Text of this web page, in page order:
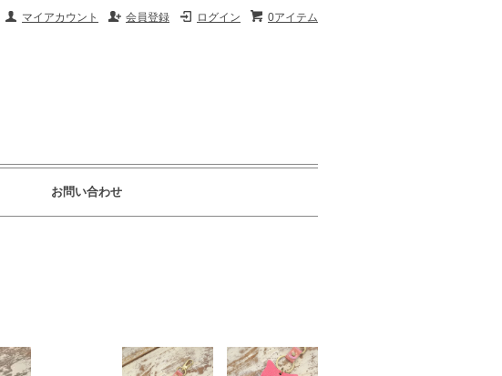
0アイテム
ログイン
会員登録
マイアカウント
お問い合わせ